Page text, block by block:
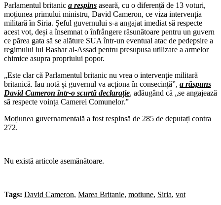
Parlamentul britanic a respins aseară, cu o diferență de 13 voturi,
moțiunea primului ministru, David Cameron, ce viza intervenția
militară în Siria. Șeful guvernului s-a angajat imediat să respecte
acest vot, deși a însemnat o înfrângere răsunătoare pentru un guvern
ce părea gata să se alăture SUA într-un eventual atac de pedepsire a
regimului lui Bashar al-Assad pentru presupusa utilizare a armelor
chimice asupra propriului popor.
„Este clar că Parlamentul britanic nu vrea o intervenție militară
britanică. Iau notă și guvernul va acționa în consecință”, a răspuns
David Cameron într-o scurtă declarație, adăugând că „se angajează
să respecte voința Camerei Comunelor.”
Moțiunea guvernamentală a fost respinsă de 285 de deputați contra
272.
Nu există articole asemănătoare.
Tags: David Cameron, Marea Britanie, motiune, Siria, vot